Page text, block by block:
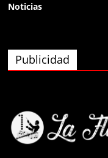
Anónimo139826
Anónimo140074
hola
Noticias
Publicidad